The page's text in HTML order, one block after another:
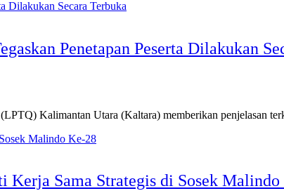
Penetapan Peserta Dilakukan
Kalimantan Utara (Kaltara) memberikan penjelasan
Kerja Sama Strategis di Sosek